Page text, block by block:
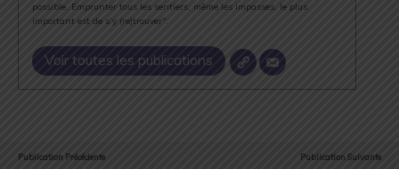
possible. Emprunter tous les sentiers, même les impasses, le plus
important est de s’y (re)trouver".
Voir toutes les publications
Publication Précédente
Publication Suivante